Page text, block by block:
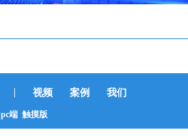
| 视频 案例 我们
pc端 触摸版